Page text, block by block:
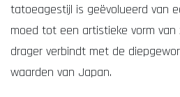
tatoeagestijl is geëvolueerd van
moed tot een artistieke vorm van
drager verbindt met de
waarden van Japan.